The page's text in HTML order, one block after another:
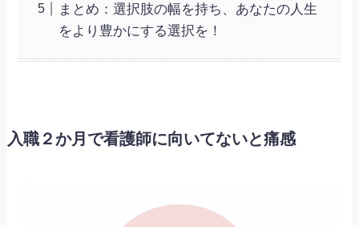
まとめ：選択肢の幅を持ち、あなたの人生
をより豊かにする選択を！
入職２か月で看護師に向いてないと痛感